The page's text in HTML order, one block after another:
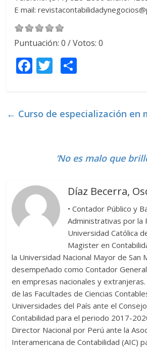
E mail:
Puntuación:0 / Votos:0
F
b
T
er p
r
← Curso de especialización en
‘No es malo que
Díaz Becerra,
• Contador Público y
Administrativas por la
Universidad Católica
Magister en
la Universidad Nacional Mayor de San
desempeñado como Contador
en empresas nacionales y
de las Facultades de Ciencias
Universidades del País ante el
Contabilidad para el periodo 2017-
Director Nacional por Perú ante la
Interamericana de Contabilidad (AIC)